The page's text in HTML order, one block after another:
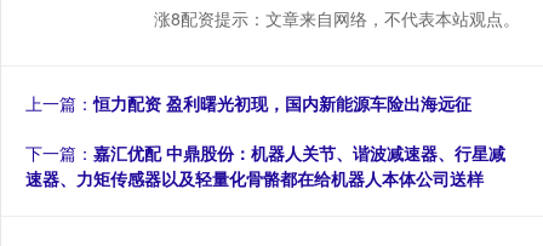
涨8配资提示：文章来自网络，不代表本站观点。
上一篇：恒力配资 盈利曙光初现，国内新能源车险出海远征
下一篇： 嘉汇优配 中鼎股份：机器人关节、谐波减速器、行星减
速器、力矩传感器以及轻量化骨骼都在给机器人本体公司送样